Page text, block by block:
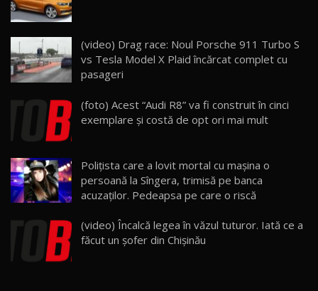
23
Lynk & Co 01 / Test Drive AutoBlog.MD
25:19
ZEEKR 009: Cel mai Performant și Confortabil
Van Electric Testat în Moldova / AutoBlog.MD
26:38
25
mai Exclusiv și Puternic Defender Testat în
Moldova
32:21
AutoBlog.MD
10:57
(video) Drag race: Noul Porsche 911 Turbo S
vs Tesla Model X Plaid încărcat complet cu
pasageri
(foto) Acest “Audi R8” va fi construit în cinci
exemplare şi costă de opt ori mai mult
Polițista care a lovit mortal cu mașina o
persoană la Sîngera, trimisă pe banca
acuzaților. Pedeapsa pe care o riscă
(video) Încalcă legea în văzul tuturor. Iată ce a
făcut un şofer din Chişinău